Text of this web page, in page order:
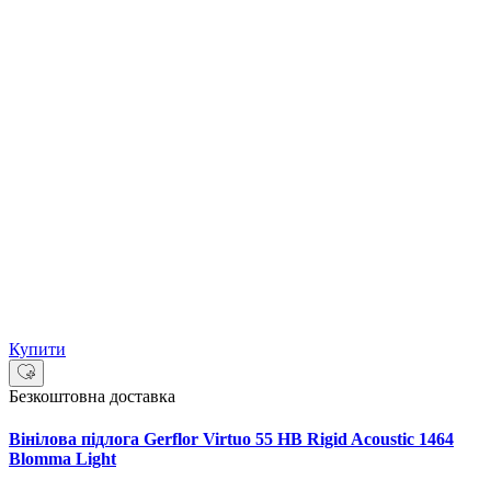
Купити
Безкоштовна доставка
Вінілова підлога Gerflor Virtuo 55 HB Rigid Acoustic 1464
Blomma Light